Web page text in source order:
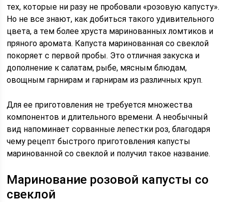
тех, которые ни разу не пробовали «розовую капусту».
Но не все знают, как добиться такого удивительного
цвета, а тем более хруста маринованных ломтиков и
пряного аромата. Капуста маринованная со свеклой
покоряет с первой пробы. Это отличная закуска и
дополнение к салатам, рыбе, мясным блюдам,
овощным гарнирам и гарнирам из различных круп.
Для ее приготовления не требуется множества
компонентов и длительного времени. А необычный
вид напоминает сорванные лепестки роз, благодаря
чему рецепт быстрого приготовления капусты
маринованной со свеклой и получил такое название.
Маринование розовой капусты со
свеклой